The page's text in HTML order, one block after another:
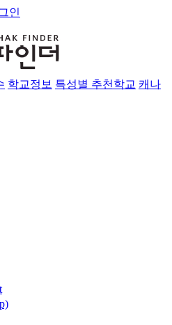
인
학교정보 특성별 추천학교 캐나